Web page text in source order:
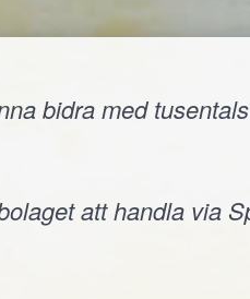
bidra med
att handla via